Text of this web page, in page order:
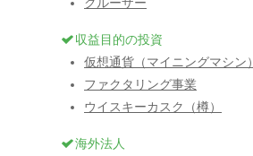
収益目的の投資
仮想通貨（マイニングマシン）
ファクタリング事業
ウイスキーカスク（樽）
海外法人